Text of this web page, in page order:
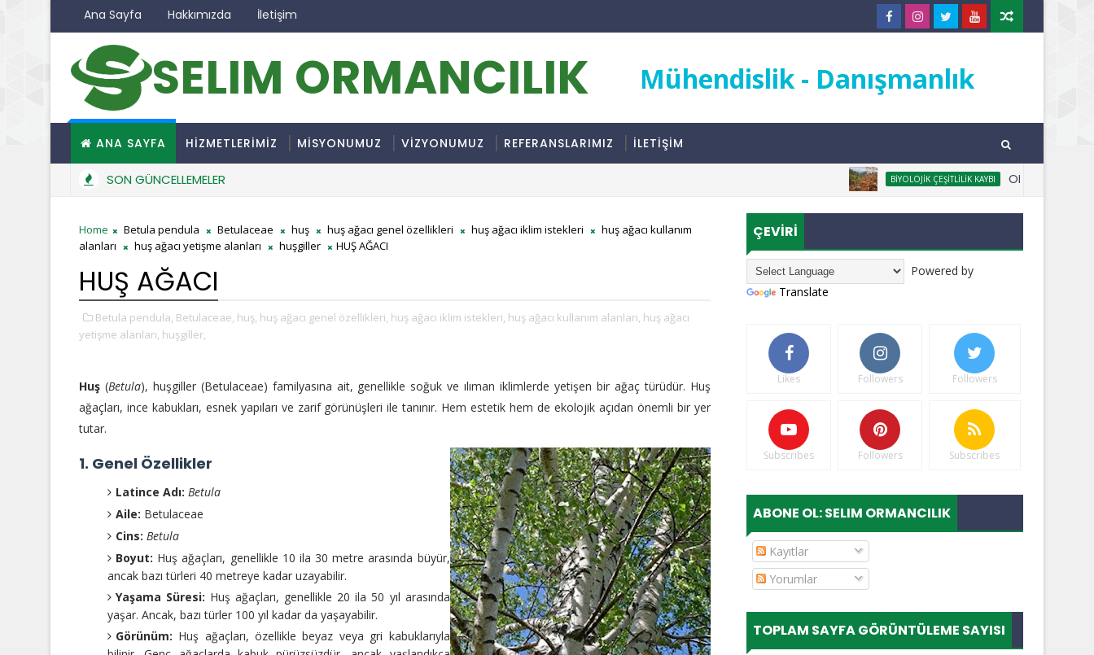
Ana Sayfa Hakkımızda İletişim
SELIM ORMANCILIK Mühendislik - Danışmanlık
ANA SAYFA HİZMETLERİMİZ MİSYONUMUZ VİZYONUMUZ REFERANSLARIMIZ İLETİŞİM
SON GÜNCELLEMELER BIYOLOJIK ÇEŞITLILIK KAYBI ORMANSIZLAŞMA
Home Betula pendula Betulaceae huş huş ağacı genel özellikleri huş ağacı iklim istekleri
huş ağacı kullanım
alanları
huş ağacı yetişme alanları huşgiller HUŞ AĞACI
HUŞ AĞACI
Betula pendula, Betulaceae, huş, huş ağacı genel özellikleri, huş ağacı iklim istekleri, huş ağacı kullanım alanları, huş ağacı
yetişme alanları, huşgiller,
Huş (Betula), huşgiller (Betulaceae) familyasına ait, genellikle soğuk ve ılıman iklimlerde yetişen bir ağaç türüdür. Huş
ağaçları, ince kabukları, esnek yapıları ve zarif görünüşleri ile tanınır. Hem estetik hem de ekolojik açıdan önemli bir yer
tutar.
1. Genel Özellikler
Latince Adı: Betula
Aile: Betulaceae
Cins: Betula
Boyut: Huş ağaçları, genellikle 10 ila 30 metre arasında büyür,
ancak bazı türleri 40 metreye kadar uzayabilir.
Yaşama Süresi: Huş ağaçları, genellikle 20 ila 50 yıl arasında
yaşar. Ancak, bazı türler 100 yıl kadar da yaşayabilir.
Görünüm: Huş ağaçları, özellikle beyaz veya gri kabuklarıyla
ÇEVİRİ
Powered by
Translate
Likes Followers Followers
Subscribes Followers Subscribes
ABONE OL: SELIM ORMANCILIK
Kayıtlar
Yorumlar
TOPLAM SAYFA GÖRÜNTÜLEME SAYISI